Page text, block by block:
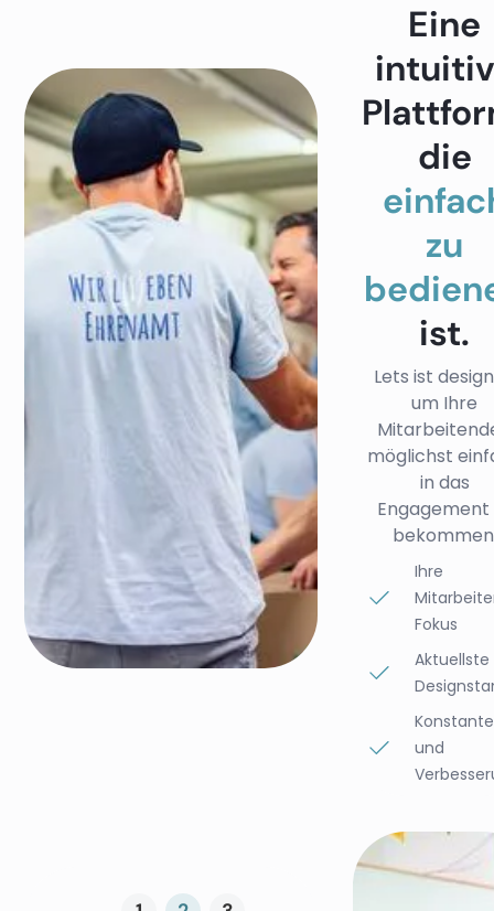
Eine
die
zu
ist.
Lets ist
um Ihre
möglichst
in das
Engagement
Ihre
Fokus
Aktuellste
und